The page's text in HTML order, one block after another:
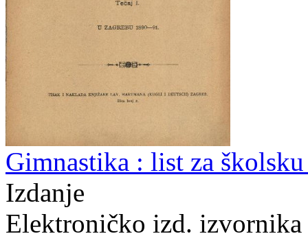
Gimnastika : list za
Izdanje
Elektroničko izd.